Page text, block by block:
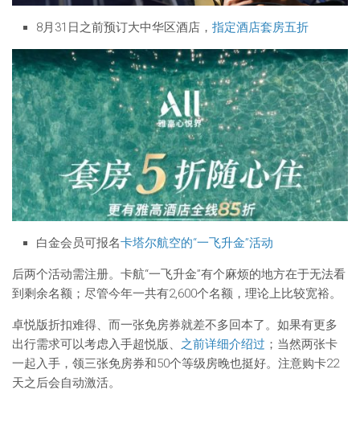
8月31日之前预订大中华区酒店， 指定酒店套房五折
白金会员可报名卡塔尔航空的“一飞升金”活动
后两个活动需注册。卡航“一飞升金”有个麻烦的地方在于无法看
到剩余名额；尽管今年一共有2,600个名额，理论上比较宽裕。
卓悦版折扣难得、而一张免房券就差不多回本了。如果有更多
出行需求可以考虑入手超悦版、 之前详细介绍过 ；当然两张卡
一起入手，领三张免房券和50个等级房晚也挺好。注意购卡22
天之后会自动激活。